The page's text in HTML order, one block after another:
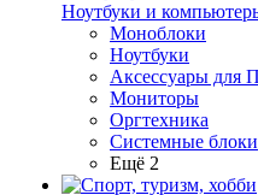
Ноутбуки и
Моноблоки
Ноутбуки
Аксессуары для
Мониторы
Оргтехника
Системные блоки
Ещё 2